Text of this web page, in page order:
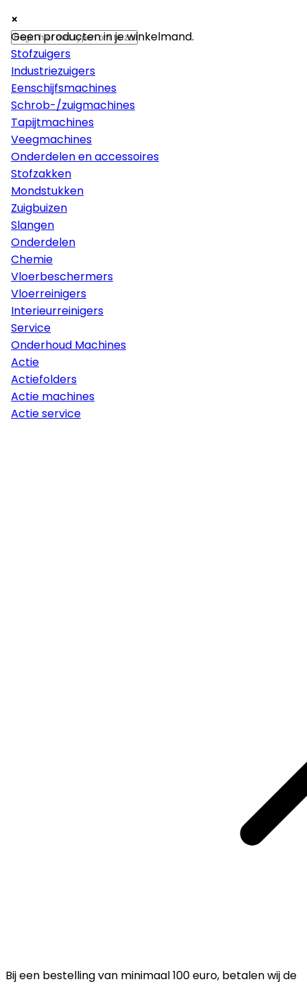
Bij een bestelling van minimaal 100 euro, betalen wij de
×
Machines
Stofzuigers
Industriezuigers
Eenschijfsmachines
Schrob-/zuigmachines
Tapijtmachines
Veegmachines
Onderdelen en accessoires
Stofzakken
Mondstukken
Zuigbuizen
Slangen
Onderdelen
Chemie
Vloerbeschermers
Vloerreinigers
Interieurreinigers
Service
Onderhoud Machines
Actie
Actiefolders
Actie machines
Actie service
×
×
Geen producten in je winkelmand.